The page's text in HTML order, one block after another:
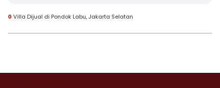
0 Villa Dijual di Pondok Labu, Jakarta Selatan